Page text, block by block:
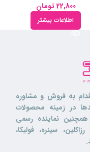
22,800 تومان
اطلاعات بیشتر
اینترنتی پوست من از سال 1396 اقدام به فروش و مشاوره
در زمینه محصولات
نماینده رسمی
سینره، فولیکا،